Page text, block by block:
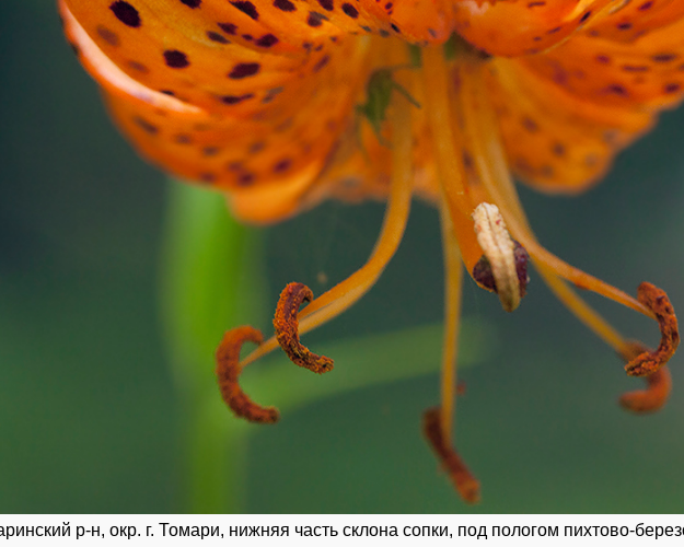
р-н, окр. г. Томари, нижняя часть склона сопки, под пологом пихтово-